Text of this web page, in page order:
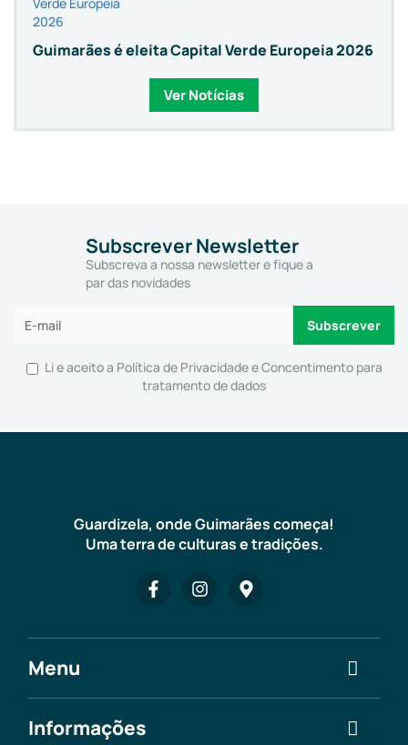
Guimarães é eleita Capital Verde Europeia 2026
Ver Notícias
Subscrever Newsletter
Subscreva a nossa newsletter e fique a
par das novidades
Li e aceito a Política de Privacidade e Concentimento para
tratamento de dados
Guardizela, onde Guimarães começa!
Uma terra de culturas e tradições.
Menu
Informações